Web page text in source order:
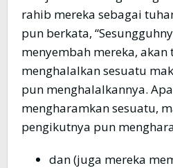
rahib mereka sebagai
pun berkata,
menyembah mereka,
menghalalkan sesuatu
pun menghalalkannya.
mengharamkan sesuatu,
pengikutnya pun
dan (juga mereka